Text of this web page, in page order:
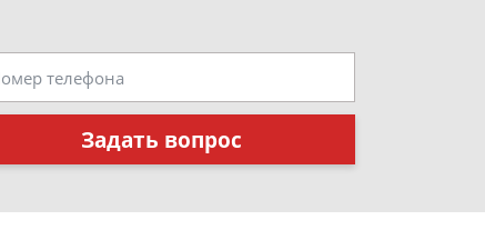
Задать вопрос